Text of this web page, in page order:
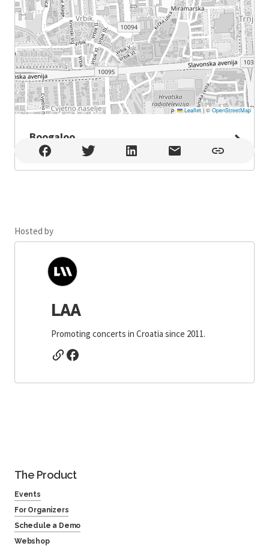
Leaflet |© OpenStreetMap
Boogaloo
Boogaloo , Zagreb
Hosted by
LAA
Promoting concerts in Croatia since 2011.
The Product
Events
For Organizers
Schedule a Demo
Webshop